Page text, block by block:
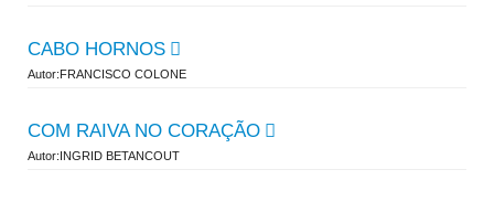
CABO HORNOS
Autor:FRANCISCO COLONE
COM RAIVA NO CORAÇÃO
Autor:INGRID BETANCOUT